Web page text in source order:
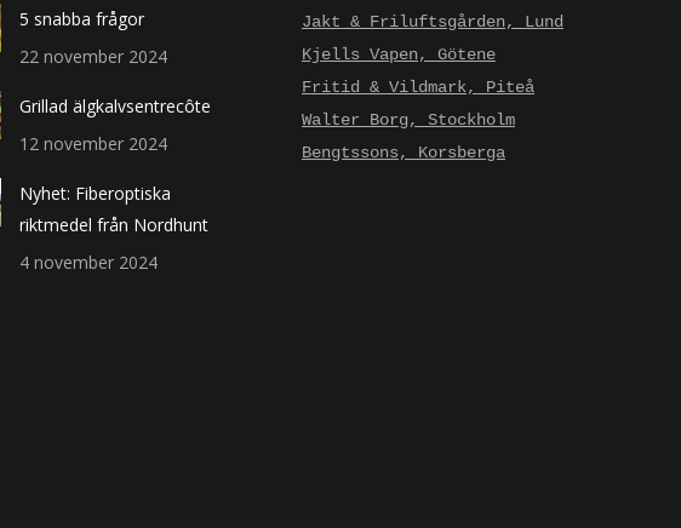
5 snabba frågor
22 november 2024
Grillad älgkalvsentrecôte
12 november 2024
Nyhet: Fiberoptiska
riktmedel från Nordhunt
4 november 2024
Jakt & Friluftsgården, Lund
Kjells Vapen, Götene
Fritid & Vildmark, Piteå
Walter Borg, Stockholm
Bengtssons, Korsberga